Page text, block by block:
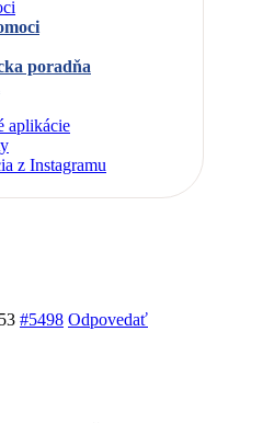
poradňa
aplikácie
z Instagramu
#5498 Odpovedať